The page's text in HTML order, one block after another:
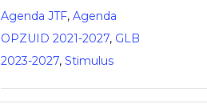
Agenda JTF, Agenda
OPZUID 2021-2027, GLB
2023-2027, Stimulus